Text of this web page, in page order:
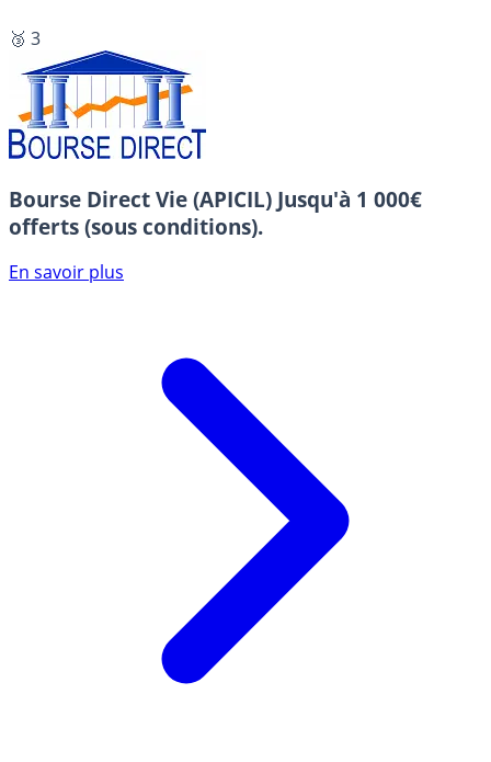
🥉 3
Bourse Direct Vie (APICIL) Jusqu'à 1 000€
offerts (sous conditions).
En savoir plus